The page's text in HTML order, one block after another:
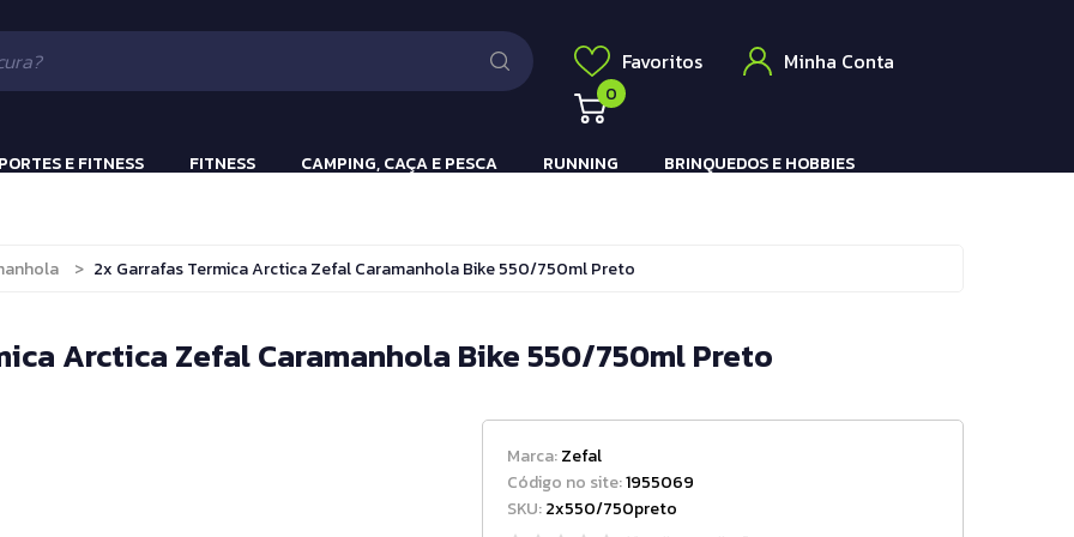
Favoritos Minha Conta
0
E FITNESS FITNESS CAMPING, CAÇA E PESCA RUNNING BRINQUEDOS E HOBBIES
Lanternas Pistola e Rifle Elétrico
Luva
> 2x Garrafas Termica Arctica Zefal Caramanhola Bike 550/750ml Preto
Arctica Zefal Caramanhola Bike 550/750ml Preto
Marca:Zefal
Código no site:1955069
SKU:2x550/750preto